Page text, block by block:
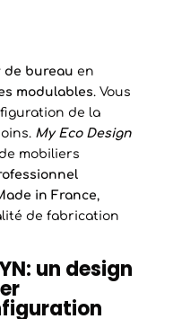
de bureau en
modulables. Vous
de la
My Eco Design
mobiliers
in France,
de fabrication
un design